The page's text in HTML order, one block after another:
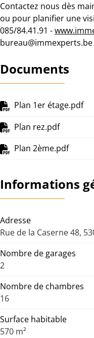
Contactez nous dès
ou pour planifier une
085/84.41.91 -
bureau@immexperts.be
Documents
Plan 1er étage.pdf
Plan rez.pdf
Plan 2ème.pdf
Informations
Adresse
Rue de la Caserne 48,
Nombre de garages
2
Nombre de chambres
16
Surface habitable
570 m²